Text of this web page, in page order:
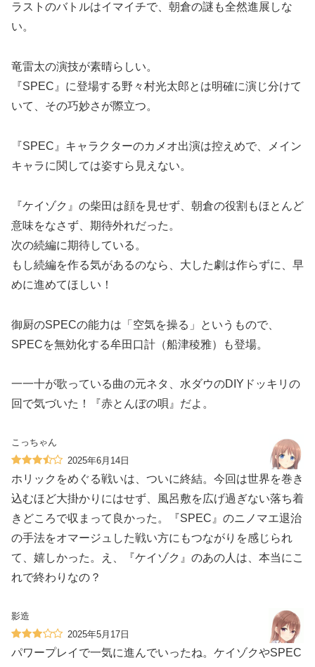
ラストのバトルはイマイチで、朝倉の謎も全然進展しな
い。
竜雷太の演技が素晴らしい。
『SPEC』に登場する野々村光太郎とは明確に演じ分けて
いて、その巧妙さが際立つ。
『SPEC』キャラクターのカメオ出演は控えめで、メイン
キャラに関しては姿すら見えない。
『ケイゾク』の柴田は顔を見せず、朝倉の役割もほとんど
意味をなさず、期待外れだった。
次の続編に期待している。
もし続編を作る気があるのなら、大した劇は作らずに、早
めに進めてほしい！
御厨のSPECの能力は「空気を操る」というもので、
SPECを無効化する牟田口計（船津稜雅）も登場。
一一十が歌っている曲の元ネタ、水ダウのDIYドッキリの
回で気づいた！『赤とんぼの唄』だよ。
こっちゃん
2025年6月14日
ホリックをめぐる戦いは、ついに終結。今回は世界を巻き
込むほど大掛かりにはせず、風呂敷を広げ過ぎない落ち着
きどころで収まって良かった。『SPEC』のニノマエ退治
の手法をオマージュした戦い方にもつながりを感じられ
て、嬉しかった。え、『ケイゾク』のあの人は、本当にこ
れで終わりなの？
影造
2025年5月17日
パワープレイで一気に進んでいったね。ケイゾクやSPEC